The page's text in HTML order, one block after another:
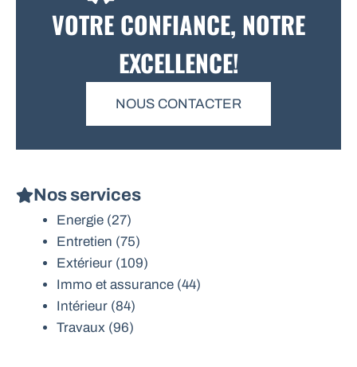
VOTRE CONFIANCE, NOTRE
EXCELLENCE!
NOUS CONTACTER
Nos services
Energie (27)
Entretien (75)
Extérieur (109)
Immo et assurance (44)
Intérieur (84)
Travaux (96)